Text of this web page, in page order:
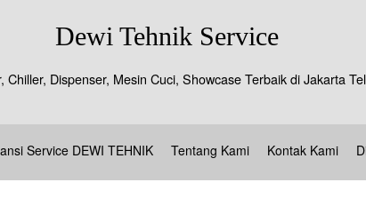
Dewi Tehnik Service
Dispenser, Mesin Cuci, Showcase Terbaik di Jakarta
Service DEWI TEHNIK Tentang Kami Kontak Kami